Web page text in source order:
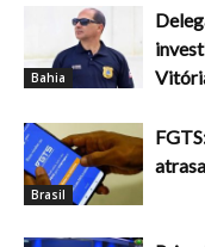
Bahia
Brasil